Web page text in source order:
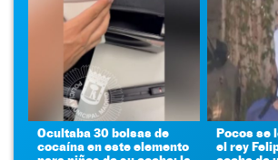
Ocultaba 30 bolsas de
cocaína en este elemento
Pocos se
el rey